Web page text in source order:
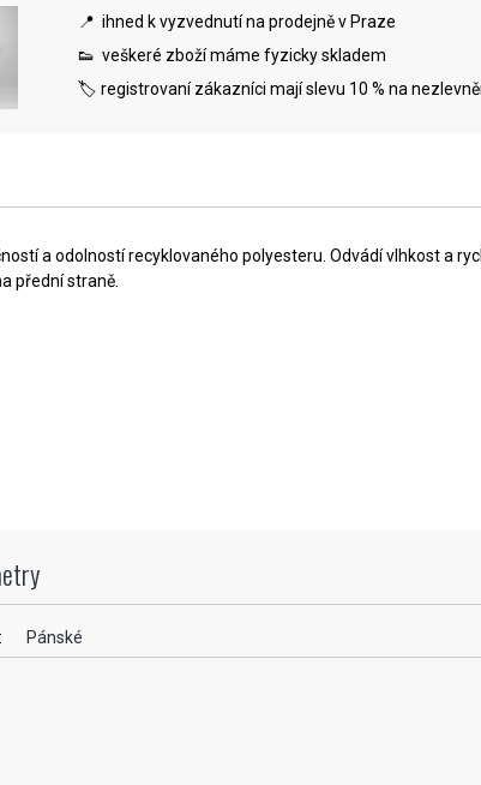
📍 ihned k vyzvednutí na prodejně v Praze
👟 veškeré zboží máme fyzicky skladem
🏷️ registrovaní zákazníci mají slevu 10 % na
a odolností recyklovaného polyesteru. Odvádí vlhkost a
přední straně.
Pánské